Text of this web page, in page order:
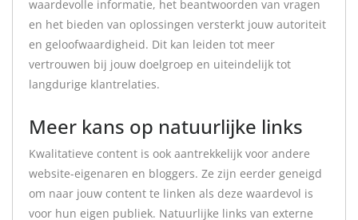
waardevolle informatie, het beantwoorden van vragen
en het bieden van oplossingen versterkt jouw autoriteit
en geloofwaardigheid. Dit kan leiden tot meer
vertrouwen bij jouw doelgroep en uiteindelijk tot
langdurige klantrelaties.
Meer kans op natuurlijke links
Kwalitatieve content is ook aantrekkelijk voor andere
website-eigenaren en bloggers. Ze zijn eerder geneigd
om naar jouw content te linken als deze waardevol is
voor hun eigen publiek. Natuurlijke links van externe